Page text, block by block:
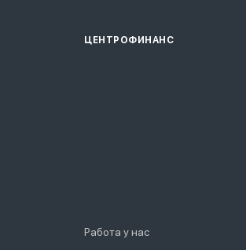
ЦЕНТРОФИНАНС
Работа у нас